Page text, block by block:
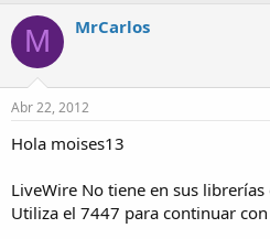
M MrCarlos
Abr 22, 2012
Hola moises13
LiveWire No tiene en sus
Utiliza el 7447 para continuar